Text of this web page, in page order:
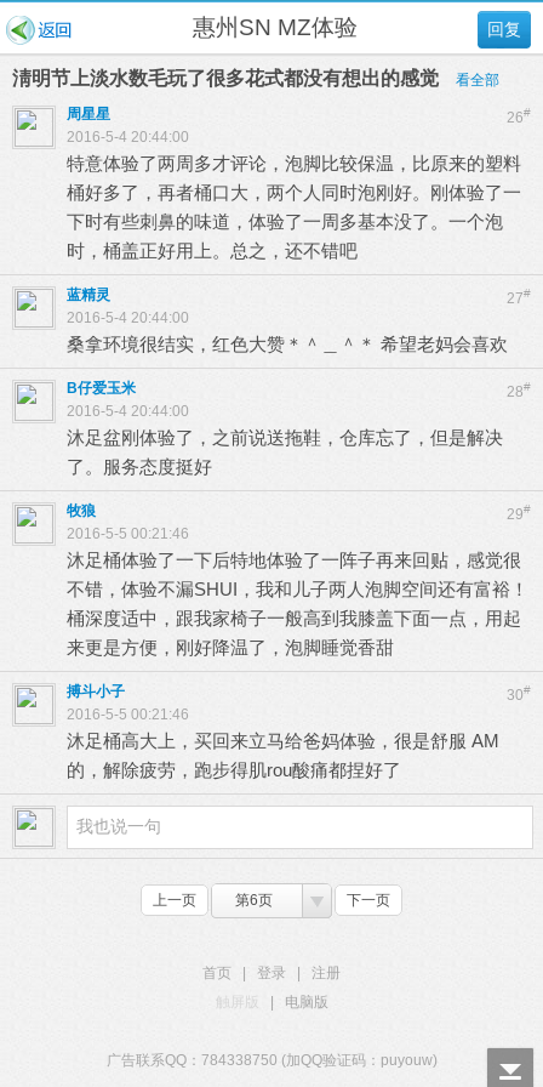
回复
惠州SN MZ体验
淸明节上淡水数毛玩了很多花式都没有想出的感觉 看全部
26#
周星星
2016-5-4 20:44:00
特意体验了两周多才评论，泡脚比较保温，比原来的塑料
桶好多了，再者桶口大，两个人同时泡刚好。刚体验了一
下时有些刺鼻的味道，体验了一周多基本没了。一个泡
时，桶盖正好用上。总之，还不错吧
27#
蓝精灵
2016-5-4 20:44:00
桑拿环境很结实，红色大赞＊＾＿＾＊ 希望老妈会喜欢
28#
B仔爱玉米
2016-5-4 20:44:00
沐足盆刚体验了，之前说送拖鞋，仓库忘了，但是解决
了。服务态度挺好
29#
牧狼
2016-5-5 00:21:46
沐足桶体验了一下后特地体验了一阵子再来回贴，感觉很
不错，体验不漏SHUI，我和儿子两人泡脚空间还有富裕！
桶深度适中，跟我家椅子一般高到我膝盖下面一点，用起
来更是方便，刚好降温了，泡脚睡觉香甜
30#
搏斗小子
2016-5-5 00:21:46
沐足桶高大上，买回来立马给爸妈体验，很是舒服 AM
的，解除疲劳，跑步得肌rou酸痛都捏好了
上一页 第6页 下一页
首页 登录
注册
触屏版
电脑版
广告联系QQ：784338750 (加QQ验证码：puyouw)